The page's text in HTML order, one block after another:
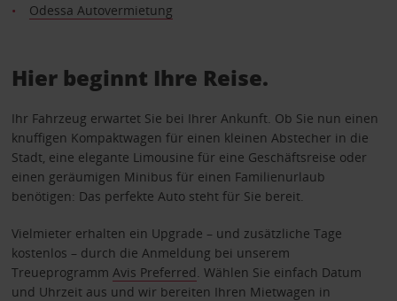
Odessa Autovermietung
Hier beginnt Ihre Reise.
Ihr Fahrzeug erwartet Sie bei Ihrer Ankunft. Ob Sie nun einen
knuffigen Kompaktwagen für einen kleinen Abstecher in die
Stadt, eine elegante Limousine für eine Geschäftsreise oder
einen geräumigen Minibus für einen Familienurlaub
benötigen: Das perfekte Auto steht für Sie bereit.
Vielmieter erhalten ein Upgrade – und zusätzliche Tage
kostenlos – durch die Anmeldung bei unserem
Treueprogramm Avis Preferred . Wählen Sie einfach Datum
und Uhrzeit aus und wir bereiten Ihren Mietwagen in